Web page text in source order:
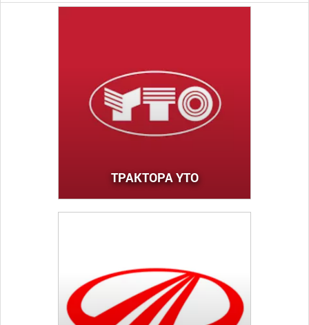
ТРАКТОРА YTO